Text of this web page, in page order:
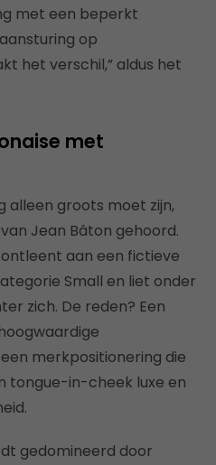
met een beperkt
op
het verschil,” aldus het
met
alleen groots moet zijn,
Jean Bâton gehoord.
aan een fictieve
Small en liet onder
zich. De reden? Een
merkpositionering die
tongue-in-cheek luxe en
gedomineerd door